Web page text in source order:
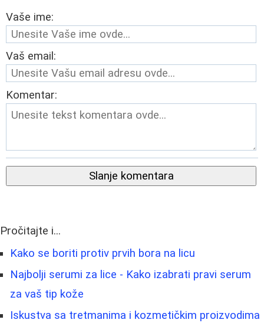
Vaše ime:
Vaš email:
Komentar:
Slanje komentara
Pročitajte i...
Kako se boriti protiv prvih bora na licu
Najbolji serumi za lice - Kako izabrati pravi serum
za vaš tip kože
Iskustva sa tretmanima i kozmetičkim proizvodima